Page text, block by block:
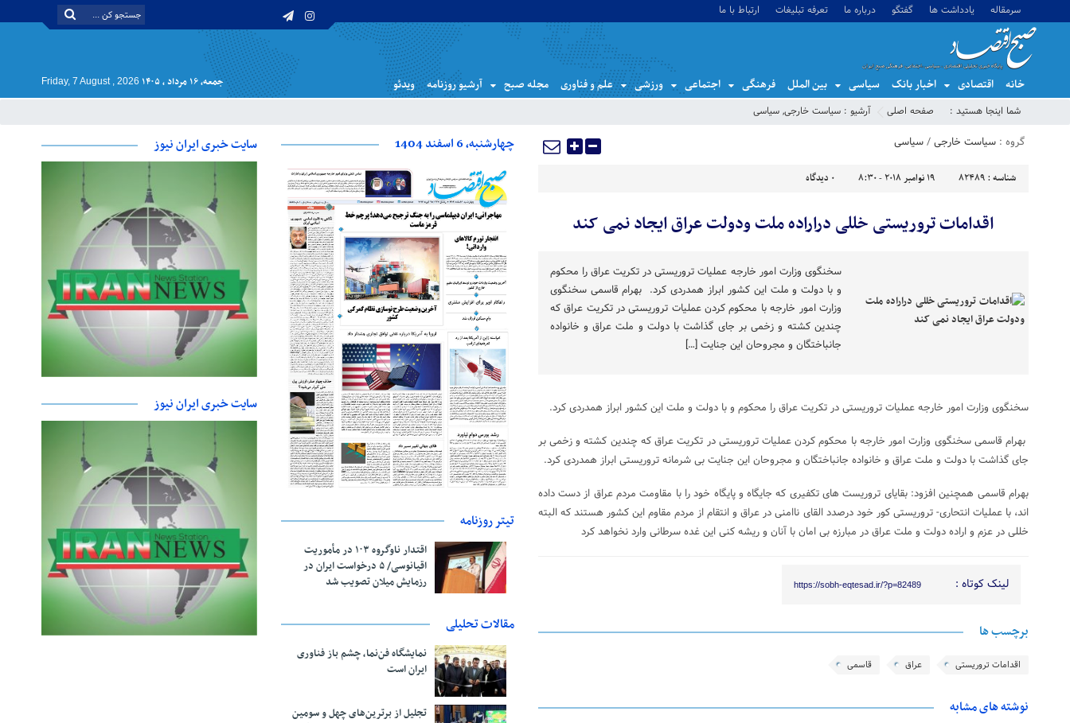
سرمقاله یادداشت ها گفتگو درباره ما تعرفه تبلیغات ارتباط با ما
خانه اقتصادی اخبار بانک سیاسی بین الملل فرهنگی اجتماعی ورزشی علم و فناوری مجله صبح آرشیو روزنامه ویدئو جمعه, ۱۶ مرداد , ۱۴۰۵ Friday, 7 August , 2026
شما اینجا هستید : صفحه اصلی آرشیو : سیاست خارجی, سیاسی
گروه : سیاست خارجی/سیاسی
شناسه : 82489 19 نوامبر 2018 - 8:30 0 دیدگاه
اقدامات تروریستی خللی دراراده ملت ودولت عراق ایجاد نمی کند
سخنگوی وزارت امور خارجه عملیات تروریستی در تکریت عراق را محکوم
و با دولت و ملت این کشور ابراز همدردی کرد. بهرام قاسمی سخنگوی
وزارت امور خارجه با محکوم کردن عملیات تروریستی در تکریت عراق که
چندین کشته و زخمی بر جای گذاشت با دولت و ملت عراق و خانواده
جانباختگان و مجروحان این جنایت […]
سخنگوی وزارت امور خارجه عملیات تروریستی در تکریت عراق را محکوم و با دولت و ملت این کشور ابراز همدردی کرد.
بهرام قاسمی سخنگوی وزارت امور خارجه با محکوم کردن عملیات تروریستی در تکریت عراق که چندین کشته و زخمی بر
جای گذاشت با دولت و ملت عراق و خانواده جانباختگان و مجروحان این جنایت بی شرمانه تروریستی ابراز همدردی کرد.
بهرام قاسمی همچنین افزود: بقایای تروریست های تکفیری که جایگاه و پایگاه خود را با مقاومت مردم عراق از دست داده
اند، با عملیات انتحاری- تروریستی کور خود درصدد القای ناامنی در عراق و انتقام از مردم مقاوم این کشور هستند که البته
خللی در عزم و اراده دولت و ملت عراق در مبارزه بی امان با آنان و ریشه کنی این غده سرطانی وارد نخواهد کرد
لینک کوتاه : https://sobh-eqtesad.ir/?p=82489
برچسب ها
اقدامات تروریستی عراق قاسمی
نوشته های مشابه
چهارشنبه، 6 اسفند 1404
تیتر روزنامه
اقتدار ناوگروه ۱۰۳ در مأموریت‌
اقیانوسی/ ۵ درخواست ایران در
رزمایش میلان تصویب شد
مقالات تحلیلی
نمایشگاه فن‌نما، چشم باز فناوری
ایران است
تجلیل از بر‌ترین‌های چهل و سومین
سایت خبری ایران نیوز
سایت خبری ایران نیوز